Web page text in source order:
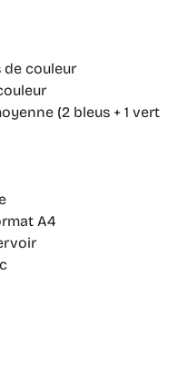
de couleur
(2 bleus + 1 vert
A4